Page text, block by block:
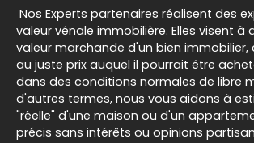
Nos Experts partenaires réalisent des
valeur vénale immobilière. Elles visent à
valeur marchande d'un bien
au juste prix auquel il pourrait être
dans des conditions normales de libre
d'autres termes, nous vous aidons à
"réelle" d'une maison ou d'un
précis sans intérêts ou opinions